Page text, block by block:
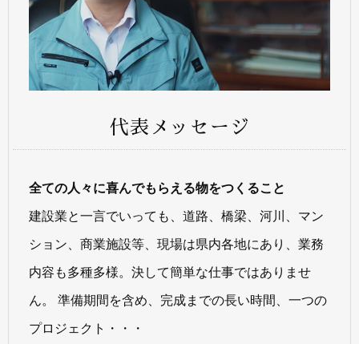
代表メッセージ
全ての人々に喜んでもらえる物をつくること
建設業と一言でいっても、道路、橋梁、河川、マン
ション、商業施設等、現場は県内各地にあり、業務
内容も多種多様。決して簡単な仕事ではありませ
ん。 準備期間を含め、完成までの長い時間、一つの
プロジェクト・・・